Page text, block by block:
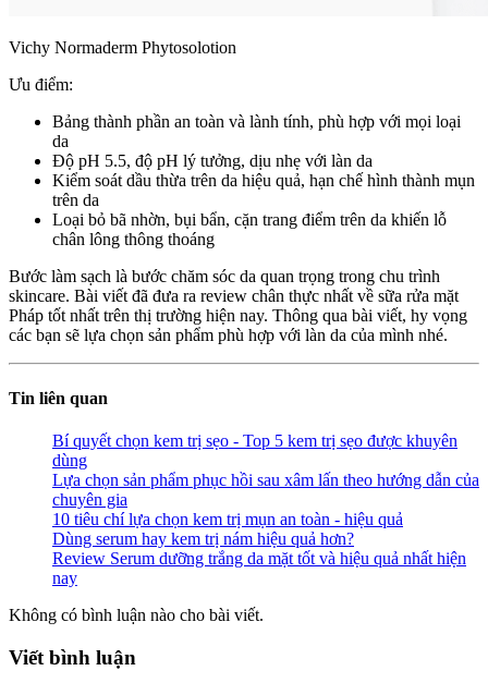
Vichy Normaderm Phytosolotion
Ưu điểm:
Bảng thành phần an toàn và lành tính, phù hợp với mọi loại
da
Độ pH 5.5, độ pH lý tưởng, dịu nhẹ với làn da
Kiểm soát dầu thừa trên da hiệu quả, hạn chế hình thành mụn
trên da
Loại bỏ bã nhờn, bụi bẩn, cặn trang điểm trên da khiến lỗ
chân lông thông thoáng
Bước làm sạch là bước chăm sóc da quan trọng trong chu trình
skincare. Bài viết đã đưa ra review chân thực nhất về sữa rửa mặt
Pháp tốt nhất trên thị trường hiện nay. Thông qua bài viết, hy vọng
các bạn sẽ lựa chọn sản phẩm phù hợp với làn da của mình nhé.
Tin liên quan
Bí quyết chọn kem trị sẹo - Top 5 kem trị sẹo được khuyên
dùng
Lựa chọn sản phẩm phục hồi sau xâm lấn theo hướng dẫn của
chuyên gia
10 tiêu chí lựa chọn kem trị mụn an toàn - hiệu quả
Dùng serum hay kem trị nám hiệu quả hơn?
Review Serum dưỡng trắng da mặt tốt và hiệu quả nhất hiện
nay
Không có bình luận nào cho bài viết.
Viết bình luận